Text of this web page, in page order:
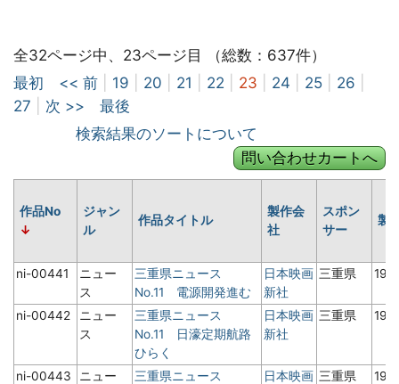
全32ページ中、23ページ目 （総数：637件）
最初
<< 前 19 20 21 22 23 24 25 26
27
次 >>
最後
検索結果のソートについて
作品No
ジャン
ル
作品タイトル
製作会
社
スポン
サー
製
ni-00441
ニュー
ス
三重県ニュース
No.11 電源開発進む
日本映画
新社
三重県
ni-00442
ニュー
ス
三重県ニュース
No.11 日濠定期航路
ひらく
日本映画
新社
三重県
ni-00443
ニュー
三重県ニュース
日本映画 三重県